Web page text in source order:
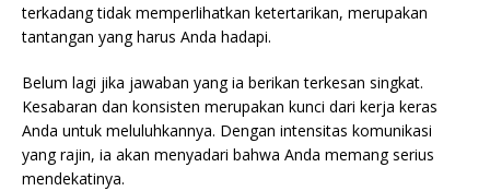
terkadang tidak memperlihatkan ketertarikan, merupakan
tantangan yang harus Anda hadapi.
Belum lagi jika jawaban yang ia berikan terkesan singkat.
Kesabaran dan konsisten merupakan kunci dari kerja keras
Anda untuk meluluhkannya. Dengan intensitas komunikasi
yang rajin, ia akan menyadari bahwa Anda memang serius
mendekatinya.